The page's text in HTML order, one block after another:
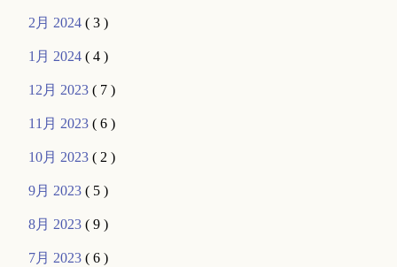
2月 2024( 3 )
1月 2024( 4 )
12月 2023( 7 )
11月 2023( 6 )
10月 2023( 2 )
9月 2023( 5 )
8月 2023( 9 )
7月 2023( 6 )